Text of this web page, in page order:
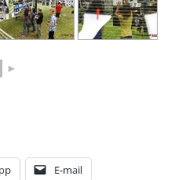
v Centre plážových športov bude aj počas